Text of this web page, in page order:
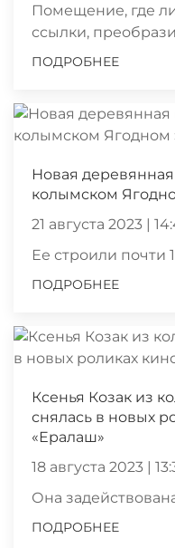
Помещение, где
ссылки,
ПОДРОБНЕЕ
Новая
колымском
21 августа 2023 |
Ее строили почти
ПОДРОБНЕЕ
Ксенья Козак из
снялась в новых
«Ералаш»
18 августа 2023 |
Она
ПОДРОБНЕЕ